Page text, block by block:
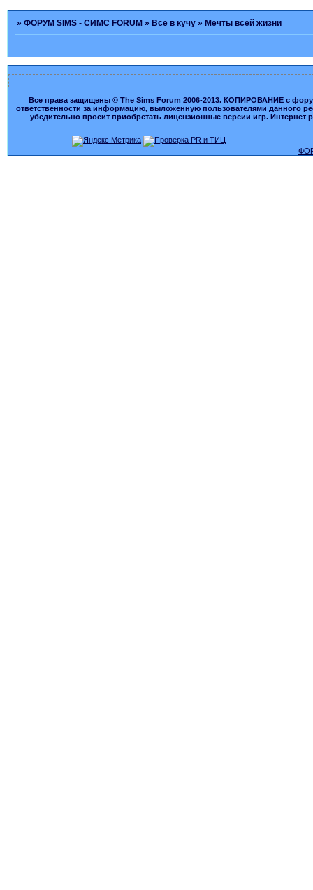
»ФОРУМ SIMS - СИМС FORUM » Все в кучу » Мечты всей жизни
Все права защищены © The Sims Forum 2006-2013. КОПИРОВАНИЕ с
ответственности за информацию, выложенную пользователями данного
убедительно просит приобретать лицензионные версии игр.